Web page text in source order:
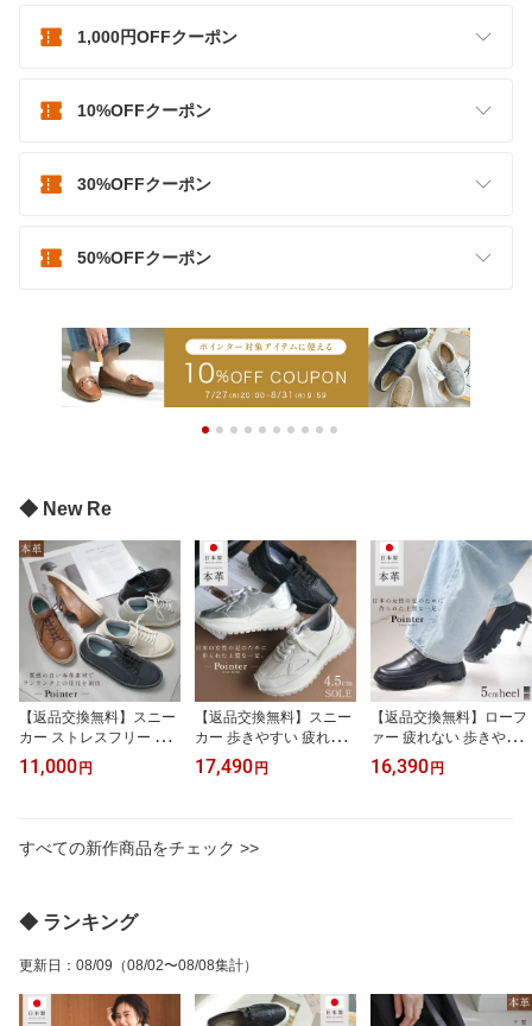
1,000円OFFクーポン
10%OFFクーポン
30%OFFクーポン
50%OFFクーポン
◆ New Re
【返品交換無料】スニー
カー ストレスフリー 滑
らない 本革軽量シューズ
3センチヒール 軽量 軽い
ワイト シルバー ブラウ
ン ネイビー 22.0 24.5 履
11,000円
【返品交換無料】スニー
カー 歩きやすい 疲れな
い 本革厚底スニーカー 4.
5センチヒール 痛くない
シルバー 22.5 25.0 大き
いサイズ カジュアル 通
17,490円
【返品交換無料】ローフ
ァー 疲れない 歩きやす
い 本革厚底ローファー 5
センチヒール 痛くない
16,390円
すべての新作商品をチェック >>
◆ ランキング
更新日 ： 08/09 （08/02〜08/08集計）